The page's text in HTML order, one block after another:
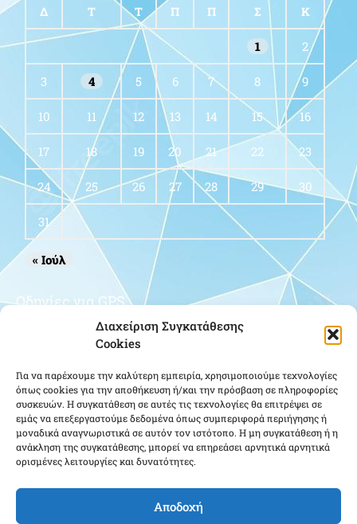
Διαχείριση Συγκατάθεσης
Cookies
Για να παρέχουμε την καλύτερη εμπειρία, χρησιμοποιούμε τεχνολογίες
όπως cookies για την αποθήκευση ή/και την πρόσβαση σε πληροφορίες
συσκευών. Η συγκατάθεση σε αυτές τις τεχνολογίες θα επιτρέψει σε
εμάς να επεξεργαστούμε δεδομένα όπως συμπεριφορά περιήγησης ή
μοναδικά αναγνωριστικά σε αυτόν τον ιστότοπο. Η μη συγκατάθεση ή η
ανάκληση της συγκατάθεσης, μπορεί να επηρεάσει αρνητικά αρνητικά
ορισμένες λειτουργίες και δυνατότητες.
Αποδοχή
Δ Τ Τ Π Π Σ Κ
1 2
3 4 5 6 7 8 9
10 11 12 13 14 15 16
17 18 19 20 21 22 23
24 25 26 27 28 29 30
31
« Ιούλ
Οδηγίες για GPS
Κάντε κλικ για να αποδεχτείτε cookies
εμπορικής προώθησης και να